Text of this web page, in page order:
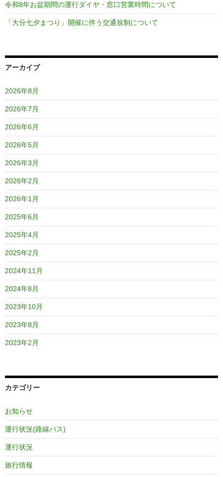
令和8年お盆期間の運行ダイヤ・窓口営業時間について
「大分七夕まつり」開催に伴う交通規制について
アーカイブ
2026年8月
2026年7月
2026年6月
2026年5月
2026年3月
2026年2月
2026年1月
2025年6月
2025年4月
2025年2月
2024年11月
2024年8月
2023年10月
2023年8月
2023年2月
カテゴリー
お知らせ
運行状況(路線バス)
運行状況
旅行情報